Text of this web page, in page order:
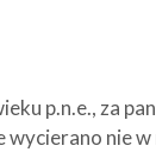
p.n.e., za
nie w